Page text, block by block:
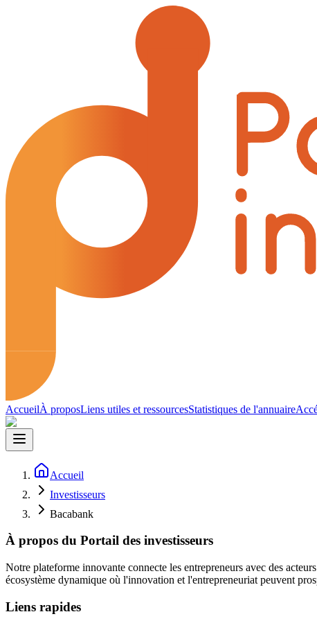
AccueilÀ proposLiens utiles et ressourcesStatistiques de l'annuaire
Accueil
Investisseurs
Bacabank
À propos du Portail des investisseurs
Notre plateforme innovante connecte les entrepreneurs avec des
écosystème dynamique où l'innovation et l'entrepreneuriat peuvent
Liens rapides